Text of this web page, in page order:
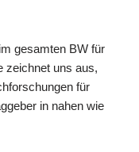
gesamten BW für
zeichnet uns aus,
für
in nahen wie